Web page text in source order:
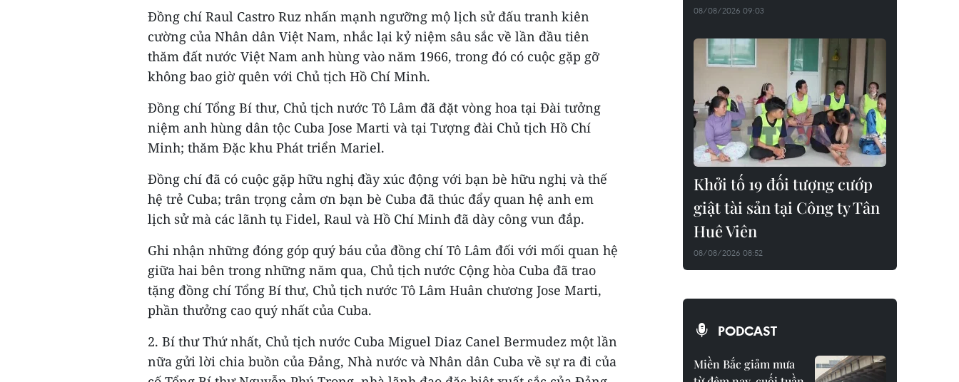
Đồng chí Raul Castro Ruz nhấn mạnh ngưỡng mộ lịch sử đấu tranh kiên
cường của Nhân dân Việt Nam, nhắc lại kỷ niệm sâu sắc về lần đầu tiên
thăm đất nước Việt Nam anh hùng vào năm 1966, trong đó có cuộc gặp gỡ
không bao giờ quên với Chủ tịch Hồ Chí Minh.
Đồng chí Tổng Bí thư, Chủ tịch nước Tô Lâm đã đặt vòng hoa tại Đài tưởng
niệm anh hùng dân tộc Cuba Jose Marti và tại Tượng đài Chủ tịch Hồ Chí
Minh; thăm Đặc khu Phát triển Mariel.
Đồng chí đã có cuộc gặp hữu nghị đầy xúc động với bạn bè hữu nghị và thế
hệ trẻ Cuba; trân trọng cảm ơn bạn bè Cuba đã thúc đẩy quan hệ anh em
lịch sử mà các lãnh tụ Fidel, Raul và Hồ Chí Minh đã dày công vun đắp.
Ghi nhận những đóng góp quý báu của đồng chí Tô Lâm đối với mối quan hệ
giữa hai bên trong những năm qua, Chủ tịch nước Cộng hòa Cuba đã trao
tặng đồng chí Tổng Bí thư, Chủ tịch nước Tô Lâm Huân chương Jose Marti,
phần thưởng cao quý nhất của Cuba.
2. Bí thư Thứ nhất, Chủ tịch nước Cuba Miguel Diaz Canel Bermudez một lần
nữa gửi lời chia buồn của Đảng, Nhà nước và Nhân dân Cuba về sự ra đi của
08/08/2026 09:03
Khởi tố 19 đối tượng cướp
giật tài sản tại Công ty Tân
Huê Viên
08/08/2026 08:52
PODCAST
Miền Bắc giảm mưa